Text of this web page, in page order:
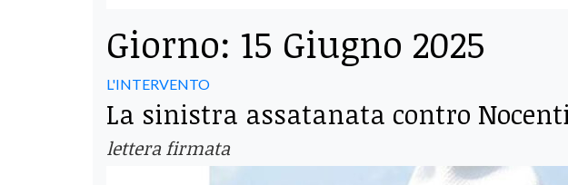
Giorno: 15 Giugno 2025
L'INTERVENTO
La sinistra assatanata contro
lettera firmata